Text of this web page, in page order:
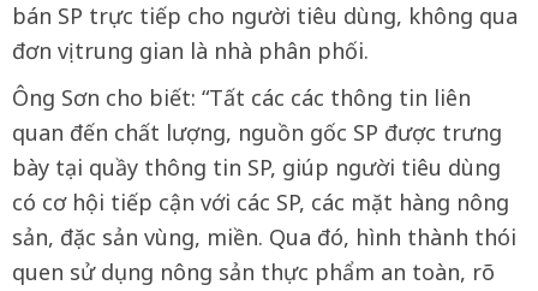
bán SP trực tiếp cho người tiêu dùng, không qua
đơn vị trung gian là nhà phân phối.
Ông Sơn cho biết: “Tất các các thông tin liên
quan đến chất lượng, nguồn gốc SP được trưng
bày tại quầy thông tin SP, giúp người tiêu dùng
có cơ hội tiếp cận với các SP, các mặt hàng nông
sản, đặc sản vùng, miền. Qua đó, hình thành thói
quen sử dụng nông sản thực phẩm an toàn, rõ